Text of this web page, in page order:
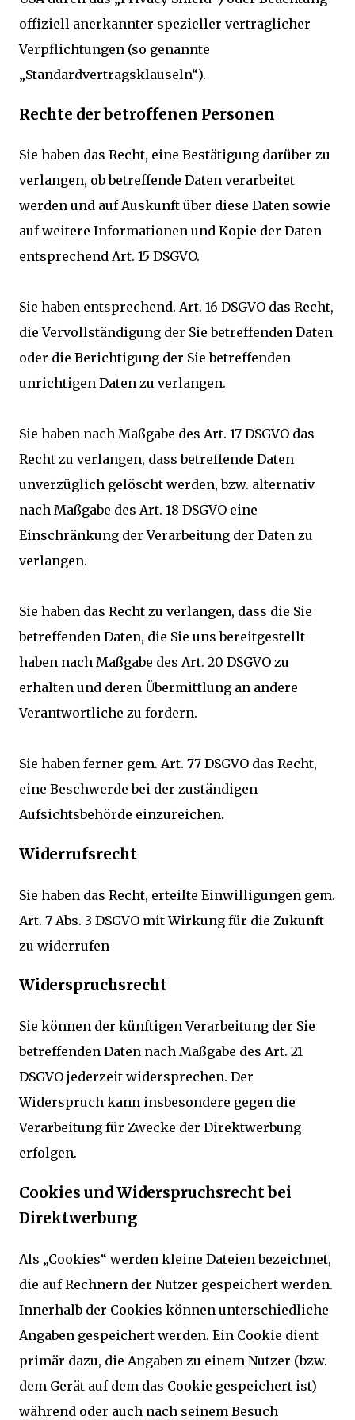
offiziell anerkannter spezieller vertraglicher
Verpflichtungen (so genannte
„Standardvertragsklauseln“).
Rechte der betroffenen Personen
Sie haben das Recht, eine Bestätigung darüber zu
verlangen, ob betreffende Daten verarbeitet
werden und auf Auskunft über diese Daten sowie
auf weitere Informationen und Kopie der Daten
entsprechend Art. 15 DSGVO.
Sie haben entsprechend. Art. 16 DSGVO das Recht,
die Vervollständigung der Sie betreffenden Daten
oder die Berichtigung der Sie betreffenden
unrichtigen Daten zu verlangen.
Sie haben nach Maßgabe des Art. 17 DSGVO das
Recht zu verlangen, dass betreffende Daten
unverzüglich gelöscht werden, bzw. alternativ
nach Maßgabe des Art. 18 DSGVO eine
Einschränkung der Verarbeitung der Daten zu
verlangen.
Sie haben das Recht zu verlangen, dass die Sie
betreffenden Daten, die Sie uns bereitgestellt
haben nach Maßgabe des Art. 20 DSGVO zu
erhalten und deren Übermittlung an andere
Verantwortliche zu fordern.
Sie haben ferner gem. Art. 77 DSGVO das Recht,
eine Beschwerde bei der zuständigen
Aufsichtsbehörde einzureichen.
Widerrufsrecht
Sie haben das Recht, erteilte Einwilligungen gem.
Art. 7 Abs. 3 DSGVO mit Wirkung für die Zukunft
zu widerrufen
Widerspruchsrecht
Sie können der künftigen Verarbeitung der Sie
betreffenden Daten nach Maßgabe des Art. 21
DSGVO jederzeit widersprechen. Der
Widerspruch kann insbesondere gegen die
Verarbeitung für Zwecke der Direktwerbung
erfolgen.
Cookies und Widerspruchsrecht bei
Direktwerbung
Als „Cookies“ werden kleine Dateien bezeichnet,
die auf Rechnern der Nutzer gespeichert werden.
Innerhalb der Cookies können unterschiedliche
Angaben gespeichert werden. Ein Cookie dient
primär dazu, die Angaben zu einem Nutzer (bzw.
dem Gerät auf dem das Cookie gespeichert ist)
während oder auch nach seinem Besuch